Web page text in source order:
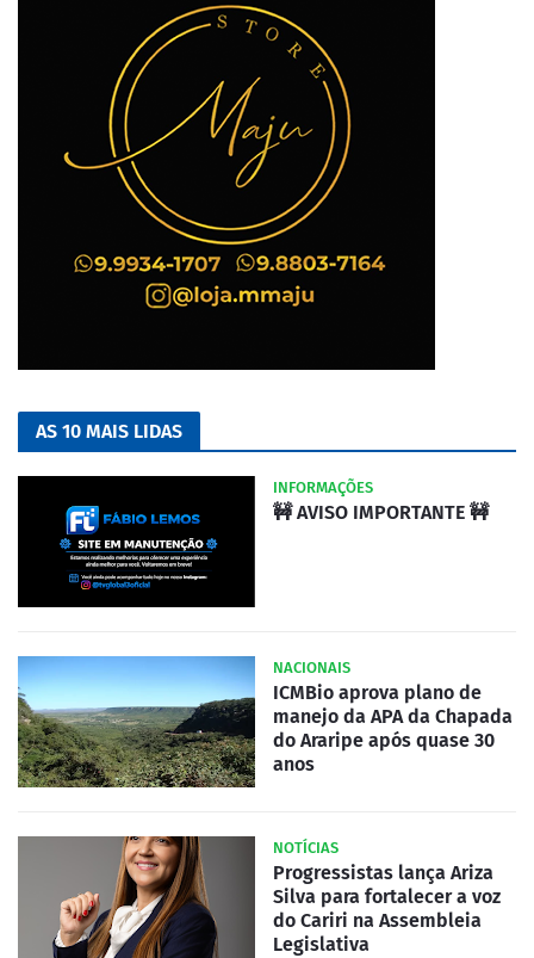
AS 10 MAIS LIDAS
INFORMAÇÕES
🚧 AVISO IMPORTANTE 🚧
NACIONAIS
ICMBio aprova plano de
manejo da APA da Chapada
do Araripe após quase 30
anos
NOTÍCIAS
Progressistas lança Ariza
Silva para fortalecer a voz
do Cariri na Assembleia
Legislativa